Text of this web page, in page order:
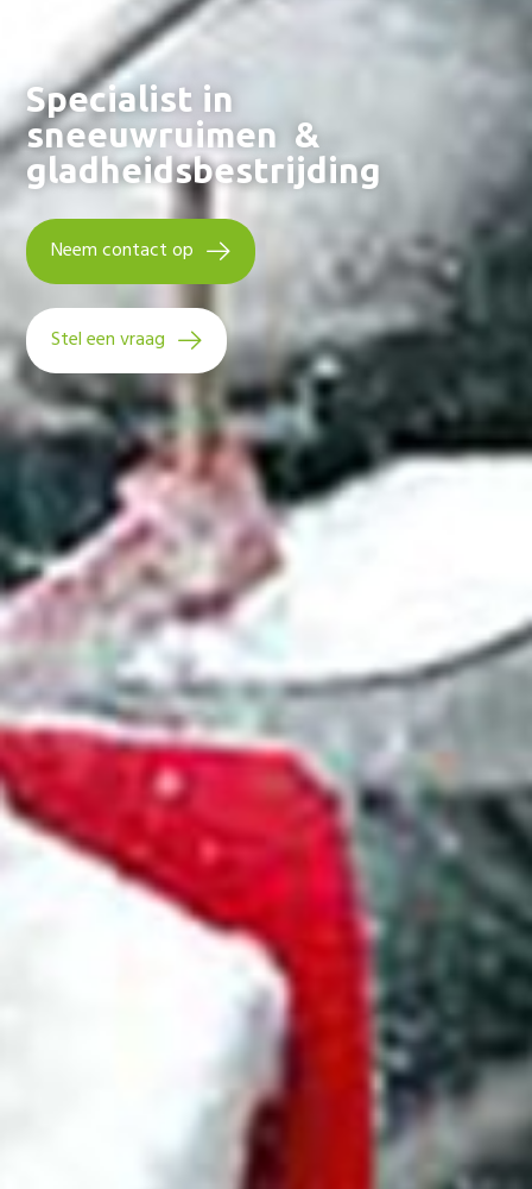
Specialist in
sneeuwruimen &
gladheidsbestrijding
Neem contact op
Stel een vraag